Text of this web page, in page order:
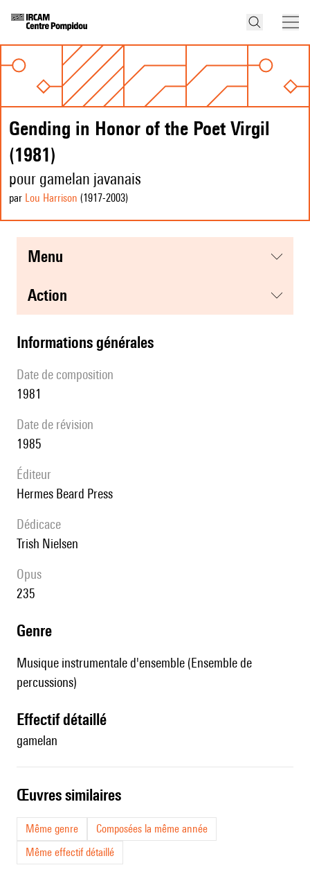
Gending in Honor of the Poet Virgil
(1981)
pour gamelan javanais
par Lou Harrison (1917-2003)
menu
action
informations générales
date de composition
1981
date de révision
1985
éditeur
Hermes Beard Press
Dédicace
Trish Nielsen
Opus
235
genre
Musique instrumentale d'ensemble (Ensemble de
percussions)
effectif détaillé
gamelan
œuvres similaires
Même genre
Composées la même année
Même effectif détaillé